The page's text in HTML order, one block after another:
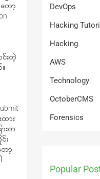
ော့
င်းတဲ့
ား
ားတ
း
ော့
DevOps
Hacking
Hacking
AWS
Technology
OctoberCMS
Forensics
Popular